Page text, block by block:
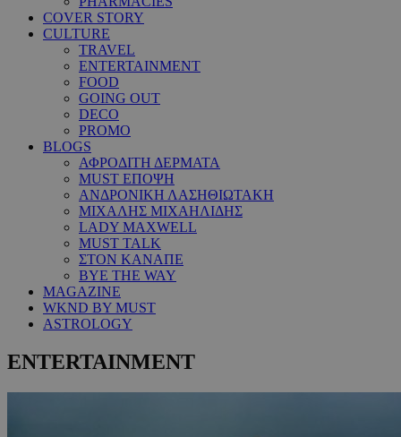
COVER STORY
CULTURE
TRAVEL
ENTERTAINMENT
FOOD
GOING OUT
DECO
PROMO
BLOGS
ΑΦΡΟΔΙΤΗ ΔΕΡΜΑΤΑ
MUST ΕΠΟΨΗ
ΑΝΔΡΟΝΙΚΗ ΛΑΣΗΘΙΩΤΑΚΗ
ΜΙΧΑΛΗΣ ΜΙΧΑΗΛΙΔΗΣ
LADY MAXWELL
MUST TALK
ΣΤΟΝ ΚΑΝΑΠΕ
BYE THE WAY
MAGAZINE
WKND BY MUST
ASTROLOGY
ENTERTAINMENT